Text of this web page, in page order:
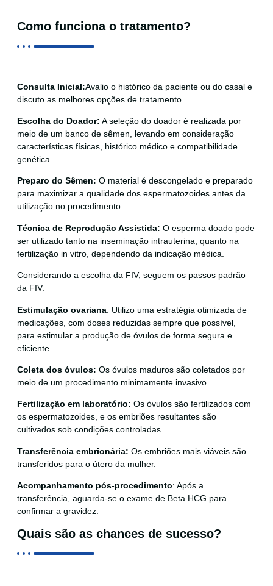
Como funciona o tratamento?
Consulta Inicial:Avalio o histórico da paciente ou do casal e
discuto as melhores opções de tratamento.
Escolha do Doador: A seleção do doador é realizada por
meio de um banco de sêmen, levando em consideração
características físicas, histórico médico e compatibilidade
genética.
Preparo do Sêmen: O material é descongelado e preparado
para maximizar a qualidade dos espermatozoides antes da
utilização no procedimento.
Técnica de Reprodução Assistida: O esperma doado pode
ser utilizado tanto na inseminação intrauterina, quanto na
fertilização in vitro, dependendo da indicação médica.
Considerando a escolha da FIV, seguem os passos padrão
da FIV:
Estimulação ovariana: Utilizo uma estratégia otimizada de
medicações, com doses reduzidas sempre que possível,
para estimular a produção de óvulos de forma segura e
eficiente.
Coleta dos óvulos: Os óvulos maduros são coletados por
meio de um procedimento minimamente invasivo.
Fertilização em laboratório: Os óvulos são fertilizados com
os espermatozoides, e os embriões resultantes são
cultivados sob condições controladas.
Transferência embrionária: Os embriões mais viáveis são
transferidos para o útero da mulher.
Acompanhamento pós-procedimento: Após a
transferência, aguarda-se o exame de Beta HCG para
confirmar a gravidez.
Quais são as chances de sucesso?